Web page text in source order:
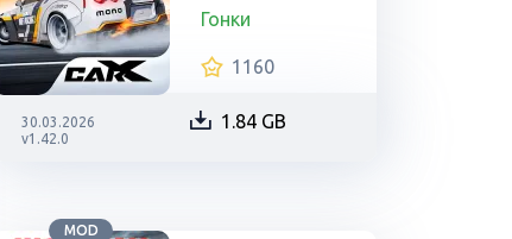
Гонки
1160
30.03.2026
v1.42.0
1.84 GB
MOD